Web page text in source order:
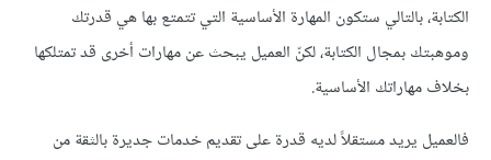
الكتابة، بالتالي ستكون المهارة الأساسية التي تتمتع بها هي قدرتك
وموهبتك بمجال الكتابة، لكنّ العميل يبحث عن مهارات أخرى قد تمتلكها
بخلاف مهاراتك الأساسية.
فالعميل يريد مستقلاً لديه قدرة على تقديم خدمات جديرة بالثقة من